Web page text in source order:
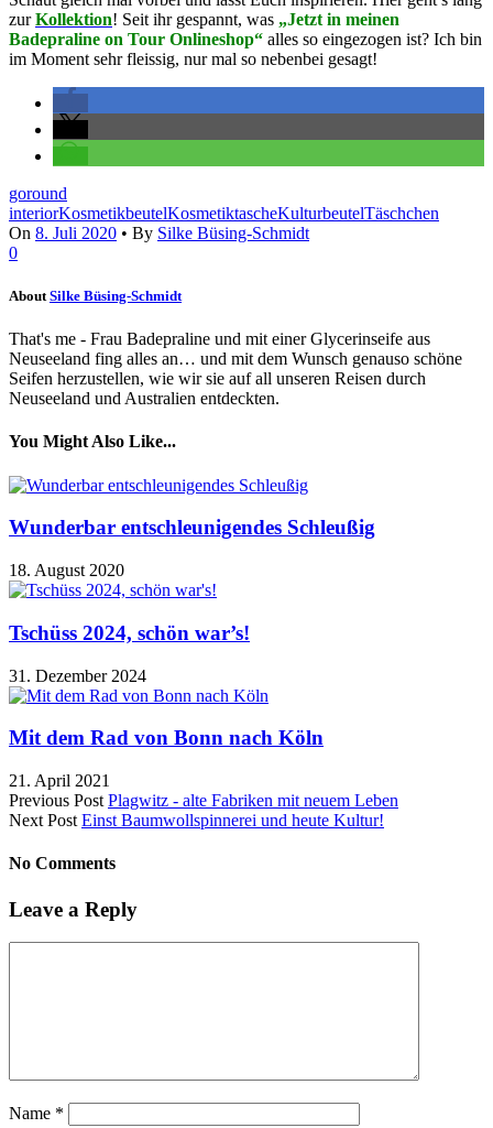
zurKollektion! Seit ihr gespannt, was „Jetzt in meinen
Badepraline on Tour Onlineshop“ alles so eingezogen ist? Ich bin
im Moment sehr fleissig, nur mal so nebenbei gesagt!
goround
interiorKosmetikbeutelKosmetiktascheKulturbeutelTäschchen
On 8. Juli 2020 • By Silke Büsing-Schmidt
0
About Silke Büsing-Schmidt
That's me - Frau Badepraline und mit einer Glycerinseife aus
Neuseeland fing alles an… und mit dem Wunsch genauso schöne
Seifen herzustellen, wie wir sie auf all unseren Reisen durch
Neuseeland und Australien entdeckten.
You Might Also Like...
Wunderbar entschleunigendes Schleußig
18. August 2020
Tschüss 2024, schön war’s!
31. Dezember 2024
Mit dem Rad von Bonn nach Köln
21. April 2021
Previous Post Plagwitz - alte Fabriken mit neuem Leben
Next Post Einst Baumwollspinnerei und heute Kultur!
No Comments
Leave a Reply
Name *